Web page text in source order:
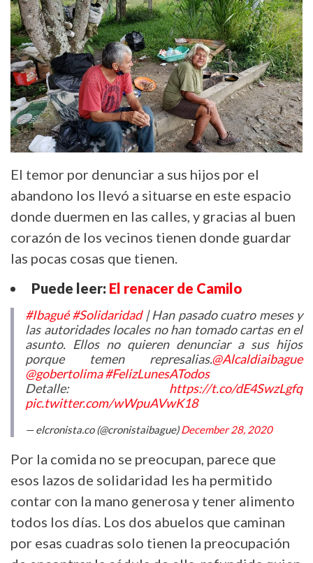
El temor por denunciar a sus hijos por el
abandono los llevó a situarse en este espacio
donde duermen en las calles, y gracias al buen
corazón de los vecinos tienen donde guardar
las pocas cosas que tienen.
Puede leer: El renacer de Camilo
#Ibagué #Solidaridad| Han pasado cuatro meses y
las autoridades locales no han tomado cartas en el
asunto. Ellos no quieren denunciar a sus hijos
porque temen represalias.@Alcaldiaibague
@gobertolima#FelizLunesATodos
Detalle: https://t.co/dE4SwzLgfq
pic.twitter.com/wWpuAVwK18
— elcronista.co (@cronistaibague)December 28, 2020
Por la comida no se preocupan, parece que
esos lazos de solidaridad les ha permitido
contar con la mano generosa y tener alimento
todos los días. Los dos abuelos que caminan
por esas cuadras solo tienen la preocupación